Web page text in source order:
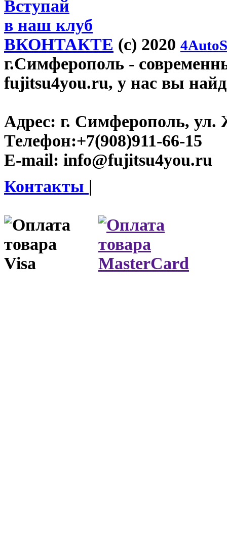
Вступай
в наш клуб
ВКОНТАКТЕ (c) 2020
г.Симферополь -
fujitsu4you.ru, у нас вы
Адрес: г. Симферополь, ул.
Телефон:+7(908)911-66-15
E-mail: info@fujitsu4you.ru
Контакты |